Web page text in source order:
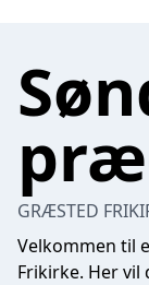
GRÆSTED
Velkommen til
Frikirke. Her